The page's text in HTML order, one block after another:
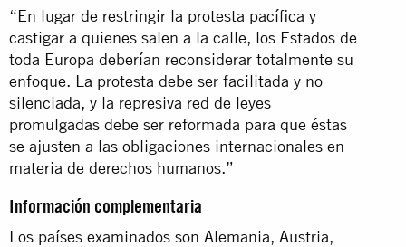
“En lugar de restringir la protesta pacífica y
castigar a quienes salen a la calle, los Estados de
toda Europa deberían reconsiderar totalmente su
enfoque. La protesta debe ser facilitada y no
silenciada, y la represiva red de leyes
promulgadas debe ser reformada para que éstas
se ajusten a las obligaciones internacionales en
materia de derechos humanos.”
Información complementaria
Los países examinados son Alemania, Austria,